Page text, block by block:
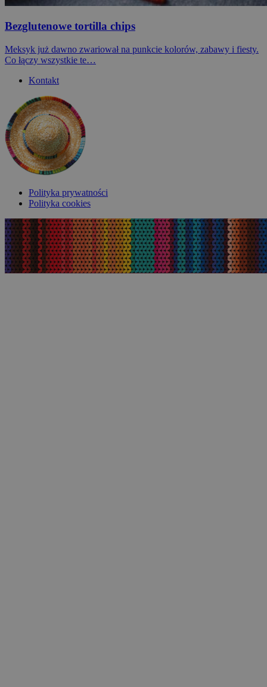
Bezglutenowe tortilla chips
Meksyk już dawno zwariował na punkcie kolorów, zabawy i fiesty.
Co łączy wszystkie te…
Kontakt
Polityka prywatności
Polityka cookies